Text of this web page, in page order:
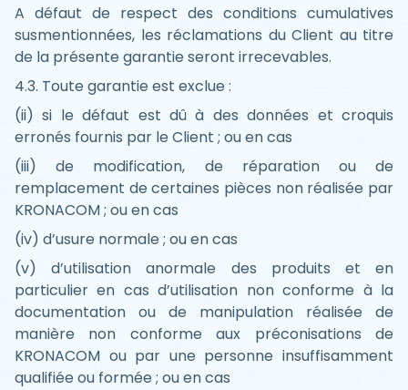
A défaut de respect des conditions cumulatives
susmentionnées, les réclamations du Client au titre
de la présente garantie seront irrecevables.
4.3. Toute garantie est exclue :
(ii) si le défaut est dû à des données et croquis
erronés fournis par le Client ; ou en cas
(iii) de modification, de réparation ou de
remplacement de certaines pièces non réalisée par
KRONACOM ; ou en cas
(iv) d’usure normale ; ou en cas
(v) d’utilisation anormale des produits et en
particulier en cas d’utilisation non conforme à la
documentation ou de manipulation réalisée de
manière non conforme aux préconisations de
KRONACOM ou par une personne insuffisamment
qualifiée ou formée ; ou en cas